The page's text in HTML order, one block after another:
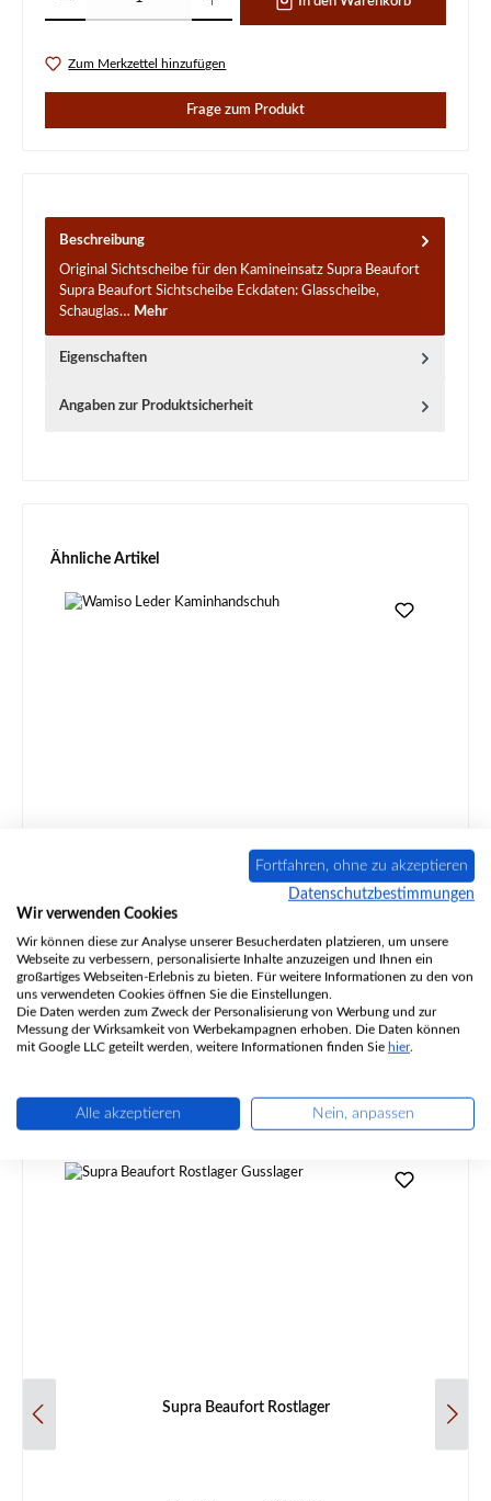
Zum Merkzettel hinzufügen
Frage zum Produkt
Beschreibung
Original Sichtscheibe für den Kamineinsatz Supra Beaufort
Supra Beaufort Sichtscheibe Eckdaten: Glasscheibe,
Schauglas… Mehr
Eigenschaften
Angaben zur Produktsicherheit
Produktgalerie überspringen
Ähnliche Artikel
Produktnummer:01010097
Regulärer Preis:
15,95 €
Supra Beaufort Rostlager
Fortfahren, ohne zu akzeptieren
Datenschutzbestimmungen
Wir verwenden Cookies
Wir können diese zur Analyse unserer Besucherdaten platzieren, um unsere
Webseite zu verbessern, personalisierte Inhalte anzuzeigen und Ihnen ein
großartiges Webseiten-Erlebnis zu bieten. Für weitere Informationen zu den von
uns verwendeten Cookies öffnen Sie die Einstellungen.
Die Daten werden zum Zweck der Personalisierung von Werbung und zur
Messung der Wirksamkeit von Werbekampagnen erhoben. Die Daten können
mit Google LLC geteilt werden, weitere Informationen finden Sie hier.
Alle akzeptieren Nein, anpassen